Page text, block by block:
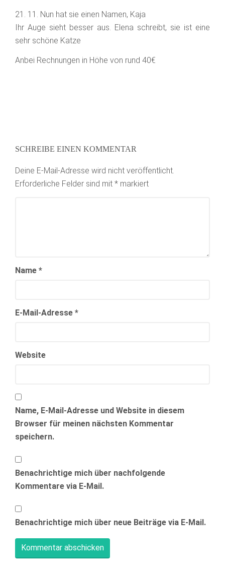
21. 11. Nun hat sie einen Namen, Kaja ️
Ihr Auge sieht besser aus. Elena schreibt, sie ist eine
sehr schöne Katze
Anbei Rechnungen in Höhe von rund 40€
SCHREIBE EINEN KOMMENTAR
Deine E-Mail-Adresse wird nicht veröffentlicht.
Erforderliche Felder sind mit * markiert
Name *
E-Mail-Adresse *
Website
Name, E-Mail-Adresse und Website in diesem
Browser für meinen nächsten Kommentar
speichern.
Benachrichtige mich über nachfolgende
Kommentare via E-Mail.
Benachrichtige mich über neue Beiträge via E-Mail.